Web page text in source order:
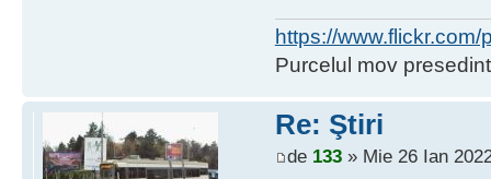
https://
Purcelul mov
Re: Ştiri
de 133» Mie 26 Ian